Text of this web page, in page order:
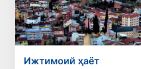
Ижтимоий ҳаёт